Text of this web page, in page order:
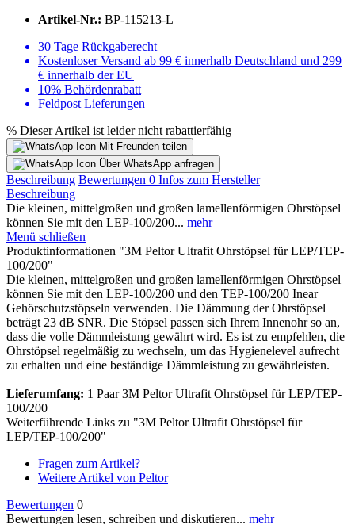
Artikel-Nr.: BP-115213-L
30 Tage Rückgaberecht
Kostenloser Versand ab 99 € innerhalb Deutschland und 299
€ innerhalb der EU
10% Behördenrabatt
Feldpost Lieferungen
% Dieser Artikel ist leider nicht rabattierfähig
Mit Freunden teilen
Über WhatsApp anfragen
Beschreibung Bewertungen 0 Infos zum Hersteller
Beschreibung
Die kleinen, mittelgroßen und großen lamellenförmigen Ohrstöpsel
können Sie mit den LEP-100/200... mehr
Menü schließen
Produktinformationen "3M Peltor Ultrafit Ohrstöpsel für LEP/TEP-
100/200"
Die kleinen, mittelgroßen und großen lamellenförmigen Ohrstöpsel
können Sie mit den LEP-100/200 und den TEP-100/200 Inear
Gehörschutzstöpseln verwenden. Die Dämmung der Ohrstöpsel
beträgt 23 dB SNR. Die Stöpsel passen sich Ihrem Innenohr so an,
dass die volle Dämmleistung gewährt wird. Es ist zu empfehlen, die
Ohrstöpsel regelmäßig zu wechseln, um das Hygienelevel aufrecht
zu erhalten und eine beständige Dämmleistung zu gewährleisten.
Lieferumfang: 1 Paar 3M Peltor Ultrafit Ohrstöpsel für LEP/TEP-
100/200
Weiterführende Links zu "3M Peltor Ultrafit Ohrstöpsel für
LEP/TEP-100/200"
Fragen zum Artikel?
Weitere Artikel von Peltor
Bewertungen 0
Bewertungen lesen, schreiben und diskutieren... mehr